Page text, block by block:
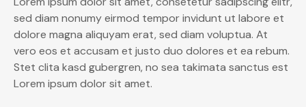
sed diam nonumy eirmod tempor invidunt ut labore et
dolore magna aliquyam erat, sed diam voluptua. At
vero eos et accusam et justo duo dolores et ea rebum.
Stet clita kasd gubergren, no sea takimata sanctus est
Lorem ipsum dolor sit amet.